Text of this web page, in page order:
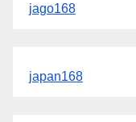
jago168
japan168